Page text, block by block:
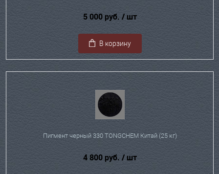
5 000 руб./ шт
В корзину
Пигмент черный 330 TONGCHEM Китай (25 кг)
4 800 руб. / шт